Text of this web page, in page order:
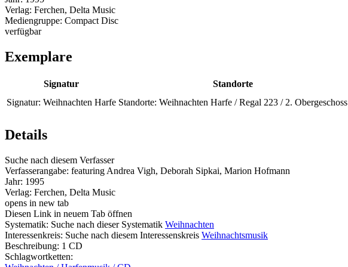
Verlag: Ferchen, Delta Music
Mediengruppe: Compact Disc
verfügbar
Exemplare
Signatur Standorte
Signatur: Weihnachten Harfe Standorte: Weihnachten Harfe / Regal 223 / 2. Obergeschoss
Details
Suche nach diesem Verfasser
Verfasserangabe: featuring Andrea Vigh, Deborah Sipkai, Marion Hofmann
Jahr: 1995
Verlag: Ferchen, Delta Music
opens in new tab
Diesen Link in neuem Tab öffnen
Systematik: Suche nach dieser Systematik Weihnachten
Interessenkreis: Suche nach diesem Interessenskreis Weihnachtsmusik
Beschreibung: 1 CD
Schlagwortketten: